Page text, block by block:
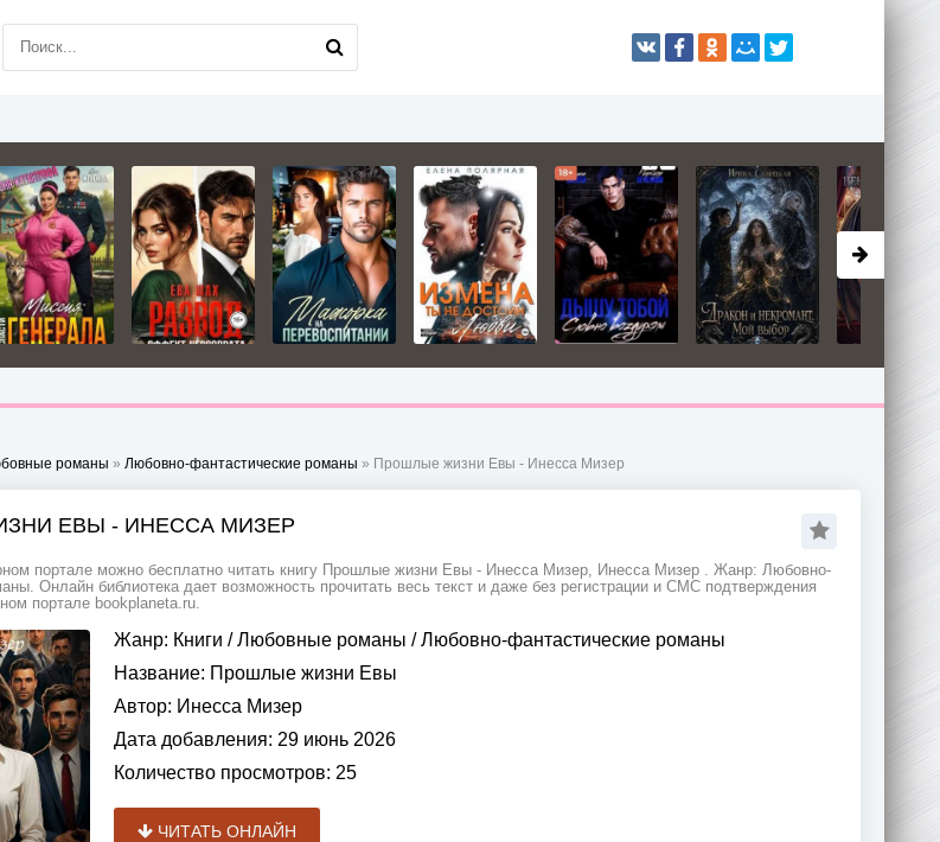
романы » Любовно-фантастические романы » Прошлые жизни Евы - Инесса Мизер
ЕВЫ - ИНЕССА МИЗЕР
портале можно бесплатно читать книгу Прошлые жизни Евы - Инесса Мизер, Инесса Мизер . Жанр: Любовно-
Онлайн библиотека дает возможность прочитать весь текст и даже без регистрации и СМС подтверждения
портале bookplaneta.ru.
Жанр: Книги /Любовные романы /Любовно-фантастические романы
Название: Прошлые жизни Евы
Автор: Инесса Мизер
Дата добавления: 29 июнь 2026
Количество просмотров: 25
ЧИТАТЬ ОНЛАЙН